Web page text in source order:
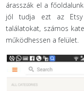
árasszák el a
jól tudja ezt az
találatokat, számos
működhessen a felület.